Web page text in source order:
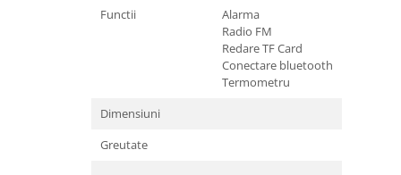
Piese si accesorii
Functii
Alarma
Radio FM
Redare TF Card
Conectare bluetooth
Termometru
Dimensiuni
Greutate